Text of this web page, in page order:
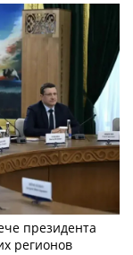
президента
регионов